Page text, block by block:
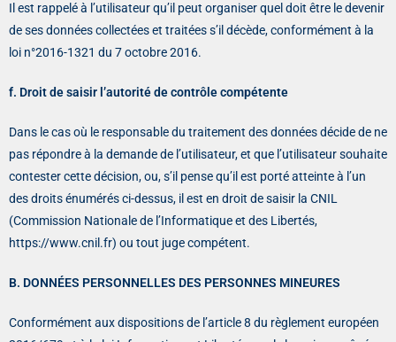
Il est rappelé à l’utilisateur qu’il peut organiser quel doit être le devenir
de ses données collectées et traitées s’il décède, conformément à la
loi n°2016-1321 du 7 octobre 2016.
f. Droit de saisir l’autorité de contrôle compétente
Dans le cas où le responsable du traitement des données décide de ne
pas répondre à la demande de l’utilisateur, et que l’utilisateur souhaite
contester cette décision, ou, s’il pense qu’il est porté atteinte à l’un
des droits énumérés ci-dessus, il est en droit de saisir la CNIL
(Commission Nationale de l’Informatique et des Libertés,
https://www.cnil.fr) ou tout juge compétent.
B. DONNÉES PERSONNELLES DES PERSONNES MINEURES
Conformément aux dispositions de l’article 8 du règlement européen